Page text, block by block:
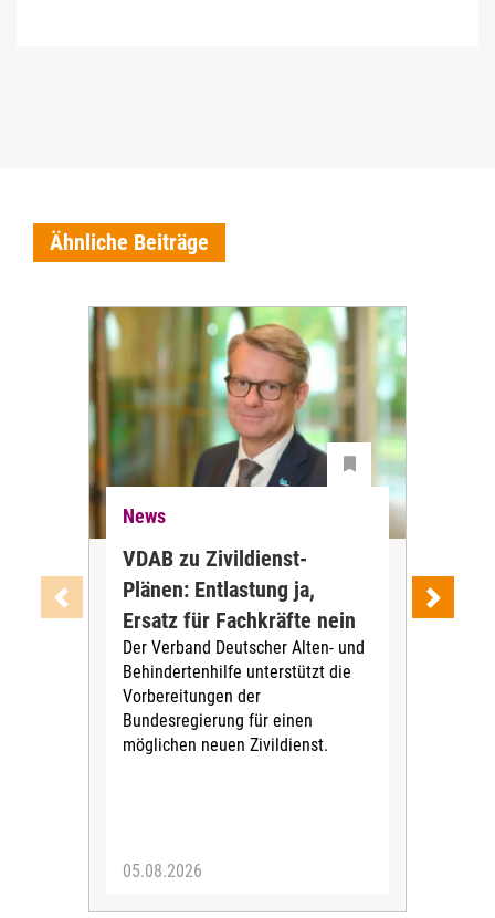
Ähnliche Beiträge
News
VDAB zu Zivildienst-
Plänen: Entlastung ja,
Ersatz für Fachkräfte nein
Der Verband Deutscher Alten- und
Behindertenhilfe unterstützt die
Vorbereitungen der
Bundesregierung für einen
möglichen neuen Zivildienst.
05.08.2026